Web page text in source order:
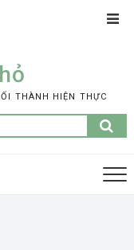
THÀNH HIỆN THỰC
Tìm
kiếm: